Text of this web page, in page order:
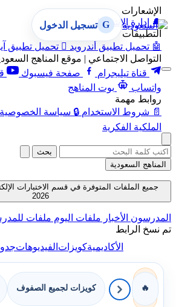
الإشعارات
🔔
إدارة الإشعارات
التطبيقات
🤖 تحميل تطبيق أندرويد  تحميل تطبيق
التواصل الاجتماعي | موقع المناهج
قناة تيليجرام
صفحة فيسبوك
واتساب
بوت المناهج
روابط مهمة
📄 شروط الاستخدام 🔒 سياسة الخصوصية
الملكية الفكرية
G تسجيل الدخول
بحث
المناهج السعودية
2026
المدرسون الأخبار ملفات اليوم ملفات
تم نسخ الرابط
الأكاديميةكويزاتالفيديوهات
🔥 كويزات لجميع الصفوف